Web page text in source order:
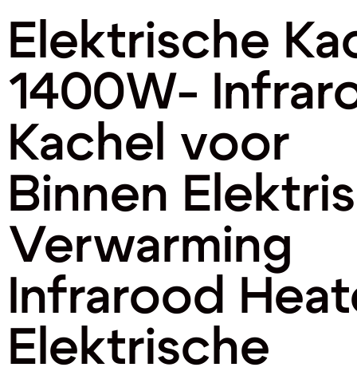
Elektrische
1400W-
Kachel voor
Binnen
Verwarming
Infrarood
Elektrische